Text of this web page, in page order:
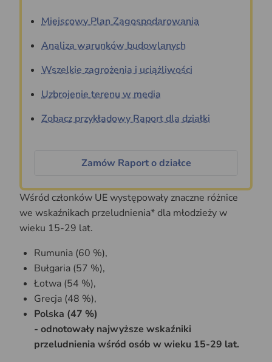
Miejscowy Plan Zagospodarowania
Analiza warunków budowlanych
Wszelkie zagrożenia i uciążliwości
Uzbrojenie terenu w media
Zobacz przykładowy Raport dla działki
Zamów Raport o działce
Wśród członków UE występowały znaczne różnice
we wskaźnikach przeludnienia* dla młodzieży w
wieku 15-29 lat.
Rumunia (60 %),
Bułgaria (57 %),
Łotwa (54 %),
Grecja (48 %),
Polska (47 %)
- odnotowały najwyższe wskaźniki
przeludnienia wśród osób w wieku 15-29 lat.